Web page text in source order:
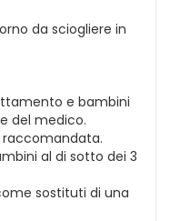
da sciogliere in
e bambini
del medico.
raccomandata.
al di sotto dei 3
sostituti di una